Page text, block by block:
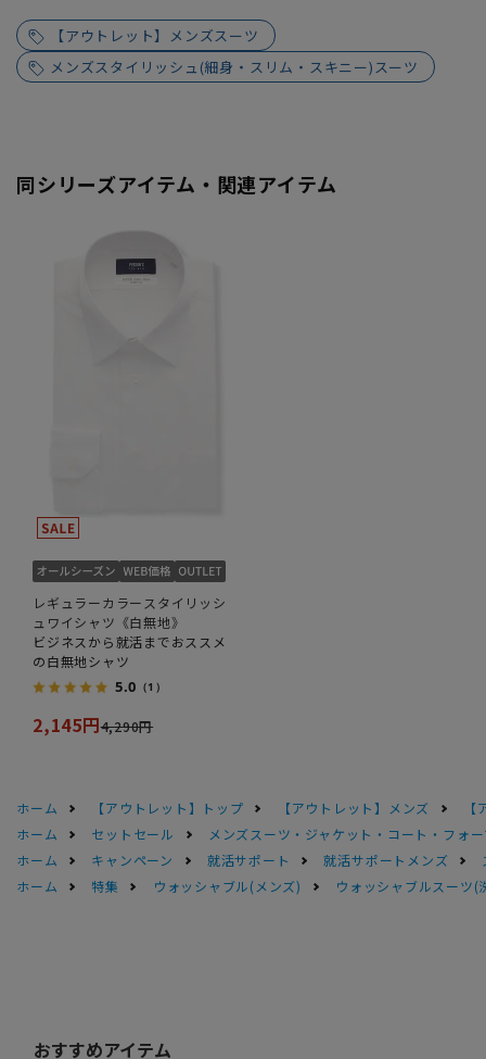
【アウトレット】メンズスーツ
メンズスタイリッシュ(細身・スリム・スキニー)スーツ
同シリーズアイテム・関連アイテム
レギュラーカラースタイリッシ
ュワイシャツ《白無地》
ビジネスから就活までおススメ
の白無地シャツ
5.0 （1）
2,145円4,290円
ホーム 【アウトレット】トップ 【アウトレット】メンズ
ホーム
セットセール
メンズスーツ・ジャケット・コート・フォ
ホーム
キャンペーン 就活サポート 就活サポートメンズ
ホーム
特集 ウォッシャブル(メンズ) ウォッシャブルスーツ(